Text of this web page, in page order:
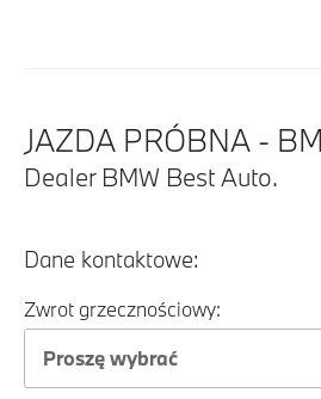
JAZDA PRÓBNA -
Dealer BMW Best Auto.
Dane kontaktowe:
Zwrot grzecznościowy:
Proszę wybrać